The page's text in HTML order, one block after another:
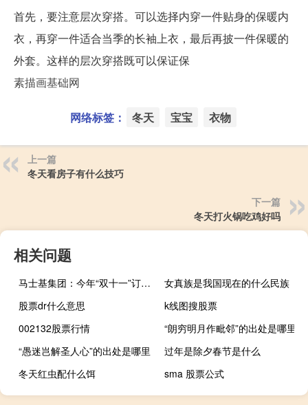
首先，要注意层次穿搭。可以选择内穿一件贴身的保暖内
衣，再穿一件适合当季的长袖上衣，最后再披一件保暖的
外套。这样的层次穿搭既可以保证保
素描画基础网
网络标签： 冬天 宝宝 衣物
上一篇
冬天看房子有什么技巧
下一篇
冬天打火锅吃鸡好吗
相关问题
马士基集团：今年“双十一”订单量同比增长超26%
女真族是我国现在的什么民族
股票dr什么意思
k线图搜股票
002132股票行情
“朗穷明月作毗邻”的出处是哪里
“愚迷岂解圣人心”的出处是哪里
过年是除夕春节是什么
冬天红虫配什么饵
sma 股票公式